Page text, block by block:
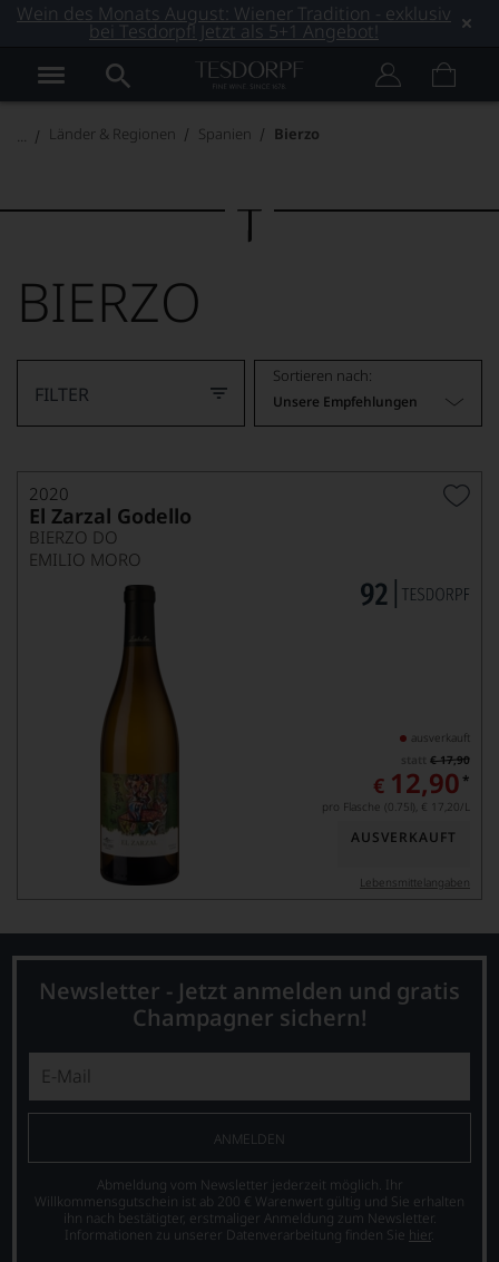
Wein des Monats August: Wiener Tradition - exklusiv
bei Tesdorpf! Jetzt als 5+1 Angebot!
Länder & Regionen Spanien Bierzo
BIERZO
FILTER
Sortieren nach:
Unsere Empfehlungen
2020
El Zarzal Godello
BIERZO DO
EMILIO MORO
ausverkauft
€ 17,90
€ 12,90 *
pro Flasche (0.75l), € 17,20/L
AUSVERKAUFT
Lebensmittel­angaben
Newsletter - Jetzt anmelden und gratis
Champagner sichern!
ANMELDEN
Abmeldung vom Newsletter jederzeit möglich. Ihr
Willkommensgutschein ist ab 200 € Warenwert gültig und Sie erhalten
ihn nach bestätigter, erstmaliger Anmeldung zum Newsletter.
Informationen zu unserer Datenverarbeitung finden Sie hier.